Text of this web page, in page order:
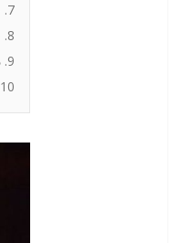
7. ميسي هيغينز
8. جيسيكا مابوي
9. دلتا جودريم
10. كورتني بارنيت